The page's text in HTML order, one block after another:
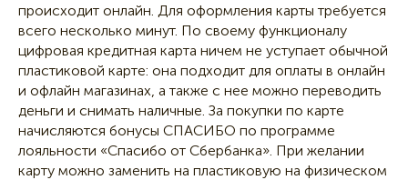
происходит онлайн. Для оформления карты требуется
всего несколько минут. По своему функционалу
цифровая кредитная карта ничем не уступает обычной
пластиковой карте: она подходит для оплаты в онлайн
и офлайн магазинах, а также с нее можно переводить
деньги и снимать наличные. За покупки по карте
начисляются бонусы СПАСИБО по программе
лояльности «Спасибо от Сбербанка». При желании
карту можно заменить на пластиковую на физическом